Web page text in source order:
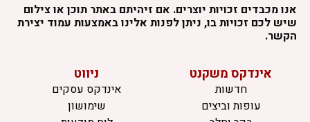
אנו מכבדים זכויות יוצרים. אם זיהיתם באתר תוכן או צילום
שיש לכם זכויות בו, ניתן לפנות אלינו באמצעות עמוד יצירת
הקשר.
אינדקס משקנט
חדשות
עופות וביצים
ניווט
אינדקס עסקים
שימושון